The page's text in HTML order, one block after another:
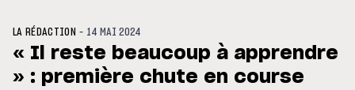
MOTO GP
LA RÉDACTION - 14 MAI 2024
« Il reste beaucoup à apprendre
» : première chute en course